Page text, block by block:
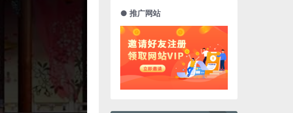
● 推广网站